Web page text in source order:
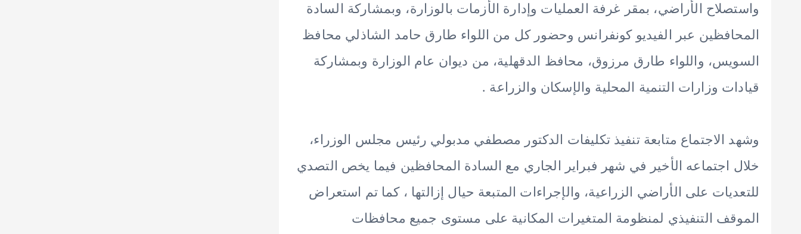
واستصلاح الأراضي، بمقر غرفة العمليات وإدارة الأزمات بالوزارة، وبمشاركة السادة
المحافظين عبر الفيديو كونفرانس وحضور كل من اللواء طارق حامد الشاذلي محافظ
السويس، واللواء طارق مرزوق، محافظ الدقهلية، من ديوان عام الوزارة وبمشاركة
قيادات وزارات التنمية المحلية والإسكان والزراعة .
وشهد الاجتماع متابعة تنفيذ تكليفات الدكتور مصطفي مدبولي رئيس مجلس الوزراء،
خلال اجتماعه الأخير في شهر فبراير الجاري مع السادة المحافظين فيما يخص التصدي
للتعديات على الأراضي الزراعية، والإجراءات المتبعة حيال إزالتها ، كما تم استعراض
الموقف التنفيذي لمنظومة المتغيرات المكانية على مستوى جميع محافظات